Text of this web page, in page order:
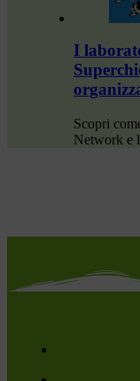
I
Scopri
Network e